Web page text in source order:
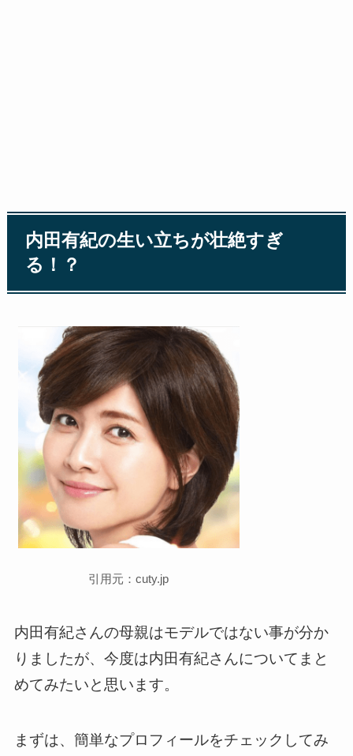
内田有紀の生い立ちが壮絶すぎ
る！？
引用元：cuty.jp
内田有紀さんの母親はモデルではない事が分か
りましたが、今度は内田有紀さんについてまと
めてみたいと思います。
まずは、簡単なプロフィールをチェックしてみ